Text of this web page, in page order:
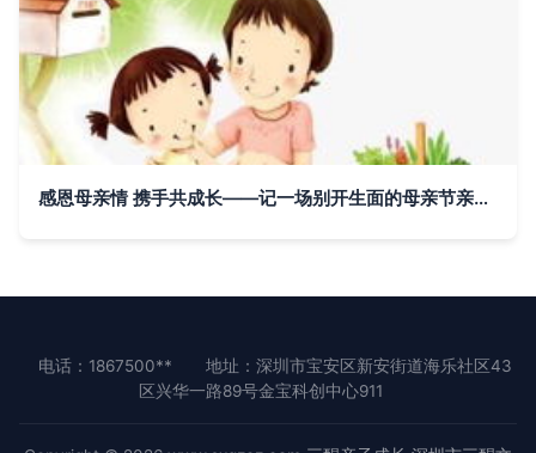
感恩母亲情 携手共成长——记一场别开生面的母亲节亲子读书会
电话：1867500**
地址：深圳市宝安区新安街道海乐社区43
区兴华一路89号金宝科创中心911